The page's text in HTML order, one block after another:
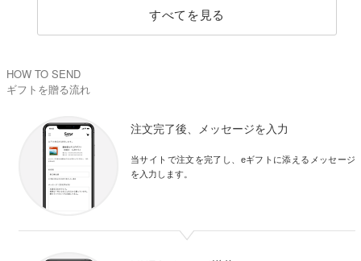
すべてを見る
HOW TO SEND
ギフトを贈る流れ
注文完了後、メッセージを入力
当サイトで注文を完了し、eギフトに添えるメッセージ
を入力します。